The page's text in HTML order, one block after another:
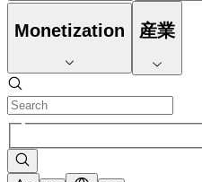
Monetization 産業